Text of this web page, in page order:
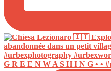
G R E E N W A S H I N G • •